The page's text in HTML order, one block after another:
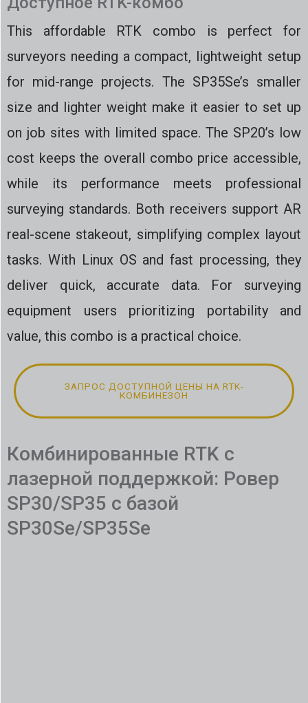
This affordable RTK combo is perfect for
surveyors needing a compact, lightweight setup
for mid-range projects. The SP35Se’s smaller
size and lighter weight make it easier to set up
on job sites with limited space. The SP20’s low
cost keeps the overall combo price accessible,
while its performance meets professional
surveying standards. Both receivers support AR
real-scene stakeout, simplifying complex layout
tasks. With Linux OS and fast processing, they
deliver quick, accurate data. For surveying
equipment users prioritizing portability and
value, this combo is a practical choice.
ЗАПРОС ДОСТУПНОЙ ЦЕНЫ НА RTK-
КОМБИНЕЗОН
Комбинированные RTK с
лазерной поддержкой: Ровер
SP30/SP35 с базой
SP30Se/SP35Se